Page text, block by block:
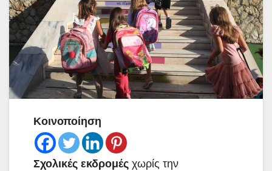
Κοινοποίηση
Σχολικές εκδρομές χωρίς την